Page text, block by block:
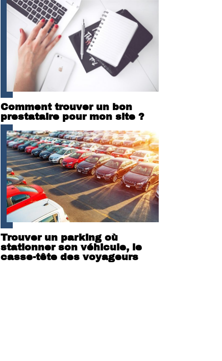
Comment trouver un bon
prestataire pour mon site ?
Trouver un parking où
stationner son véhicule, le
casse-tête des voyageurs